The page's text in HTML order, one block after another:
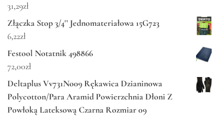
31,29zł
Złączka Stop 3/4'' Jednomateriałowa 15G723
6,22zł
Festool Notatnik 498866
72,00zł
Deltaplus Vv731No09 Rękawica Dzianinowa
Polycotton/Para Aramid Powierzchnia Dłoni Z
Powłoką Lateksową Czarna Rozmiar 09